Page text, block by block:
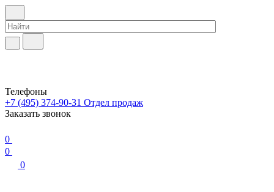
Телефоны
+7 (495) 374-90-31 Отдел продаж
Заказать звонок
0
0
0